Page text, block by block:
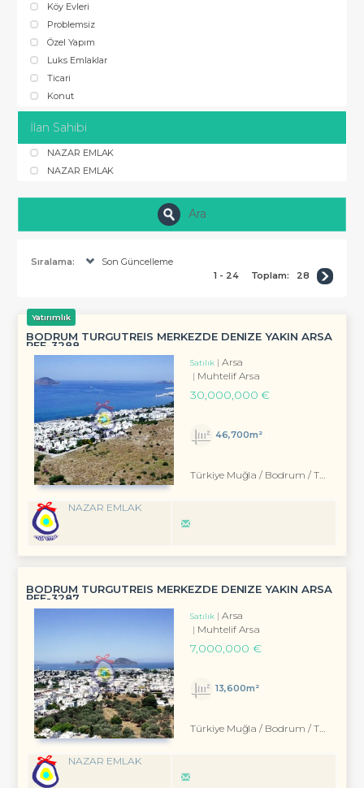
Köy Evleri
Problemsiz
Özel Yapım
Luks Emlaklar
Ticari
Konut
İlan Sahibi
NAZAR EMLAK
NAZAR EMLAK
Ara
Sıralama:
Son Güncelleme
1 - 24
Toplam: 28
Yatırımlık
BODRUM TURGUTREİS MERKEZDE DENİZE YAKIN ARSA
REF-3288
Satılık
Arsa
Muhtelif Arsa
30,000,000 €
46,700m²
Türkiye Muğla / Bodrum / Turgutreis
NAZAR EMLAK
BODRUM TURGUTREİS MERKEZDE DENİZE YAKIN ARSA
REF-3287
Satılık
Arsa
Muhtelif Arsa
7,000,000 €
13,600m²
Türkiye Muğla / Bodrum / Turgutreis
NAZAR EMLAK